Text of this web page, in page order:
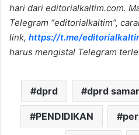
hari dari editorialkaltim.com.
Telegram “editorialkaltim”,
link, https://t.me/
harus mengistal Telegram
dprd dprd
PENDIDIKAN